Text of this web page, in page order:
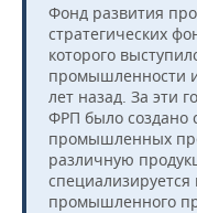
Фонд развития
стратегических
которого
промышленности
лет назад. За эти
ФРП было создано
промышленных
различную
промышленного